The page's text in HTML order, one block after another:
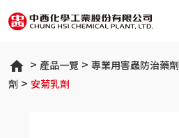
產品一覽 專業用害蟲防治藥劑
劑
安菊乳劑